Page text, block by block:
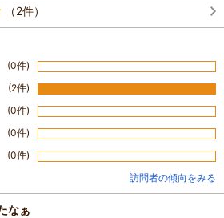
（2件）
(0件)
(2件)
(0件)
(0件)
(0件)
訪問者の傾向をみる
なぁ